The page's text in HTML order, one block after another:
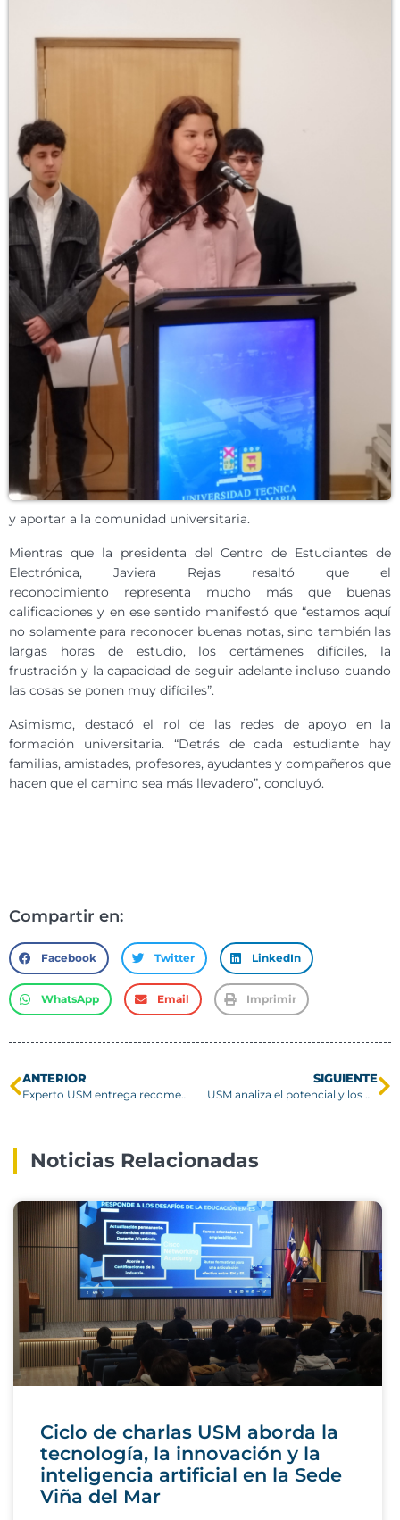
y aportar a la comunidad universitaria.
Mientras que la presidenta del Centro de Estudiantes de
Electrónica, Javiera Rejas resaltó que el
reconocimiento representa mucho más que buenas
calificaciones y en ese sentido manifestó que “estamos aquí
no solamente para reconocer buenas notas, sino también las
largas horas de estudio, los certámenes difíciles, la
frustración y la capacidad de seguir adelante incluso cuando
las cosas se ponen muy difíciles”.
Asimismo, destacó el rol de las redes de apoyo en la
formación universitaria. “Detrás de cada estudiante hay
familias, amistades, profesores, ayudantes y compañeros que
hacen que el camino sea más llevadero”, concluyó.
Compartir en:
Facebook Twitter LinkedIn
WhatsApp Email Imprimir
ANTERIOR
Experto USM entrega recomendaciones para prevenir accidentes durante la temporada de invierno
SIGUIENTE
USM analiza el potencial y los desafíos de la metodología Aprendizaje Servicio en la formación universitaria STEM
Noticias Relacionadas
Ciclo de charlas USM aborda la
tecnología, la innovación y la
inteligencia artificial en la Sede
Viña del Mar